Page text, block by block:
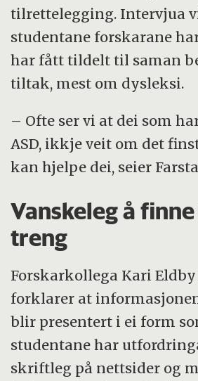
tilrettelegging. Intervjua
studentane forskarane
har fått tildelt til saman
tiltak, mest om dysleksi.
– Ofte ser vi at dei som
ASD, ikkje veit om det
kan hjelpe dei, seier
Vanskeleg å
treng
Forskarkollega Kari Eldby
forklarer at
blir presentert i ei form
studentane har
skriftleg på nettsider og